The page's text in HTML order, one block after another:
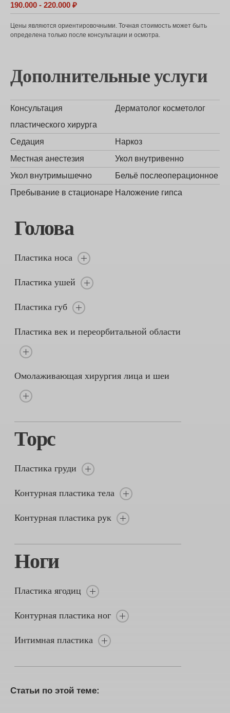
Голова
Пластика носа
Пластика ушей
Пластика губ
Пластика век и переорбитальной области
Омолаживающая хирургия лица и шеи
Торс
Пластика груди
Контурная пластика тела
Контурная пластика рук
Ноги
Пластика ягодиц
Контурная пластика ног
Интимная пластика
Статьи по этой теме:
190.000 - 220.000 ₽
Цены являются ориентировочными. Точная стоимость может быть
определена только после консультации и осмотра.
Дополнительные услуги
Консультация
пластического хирурга
Дерматолог косметолог
Седация
Наркоз
Местная анестезия
Укол внутривенно
Укол внутримышечно
Бельё послеоперационное
Пребывание в стационаре Наложение гипса